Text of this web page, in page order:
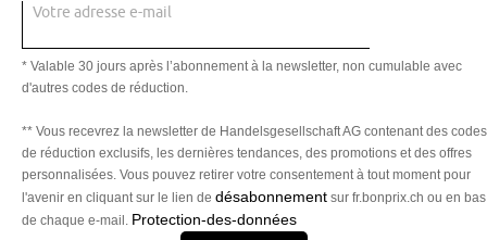
Votre adresse e-mail
* Valable 30 jours après l’abonnement à la newsletter, non cumulable avec
d'autres codes de réduction.
** Vous recevrez la newsletter de Handelsgesellschaft AG contenant des codes
de réduction exclusifs, les dernières tendances, des promotions et des offres
personnalisées. Vous pouvez retirer votre consentement à tout moment pour
l'avenir en cliquant sur le lien de désabonnement sur fr.bonprix.ch ou en bas
de chaque e-mail. Protection-des-données